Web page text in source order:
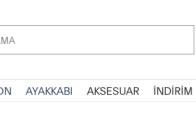
AYAKKABI AKSESUAR İNDİRİM